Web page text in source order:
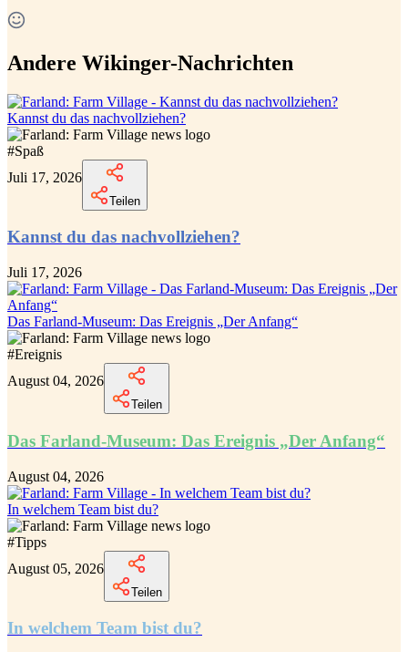
Andere Wikinger-Nachrichten
Kannst du das nachvollziehen?
#Spaß
Juli 17, 2026
Teilen
Kannst du das nachvollziehen?
Juli 17, 2026
Das Farland-Museum: Das Ereignis „Der Anfang“
#Ereignis
August 04, 2026
Teilen
Das Farland-Museum: Das Ereignis „Der Anfang“
August 04, 2026
In welchem Team bist du?
#Tipps
August 05, 2026
Teilen
In welchem Team bist du?